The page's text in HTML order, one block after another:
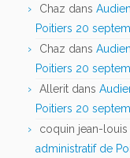
Chaz dans
Poitiers 20
Chaz dans
Poitiers 20
Allerit dans
Poitiers 20
coquin jean-louis
administratif de